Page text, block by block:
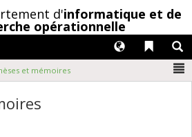
d'informatique et de
opérationnelle
Liens
Langues
et mémoires